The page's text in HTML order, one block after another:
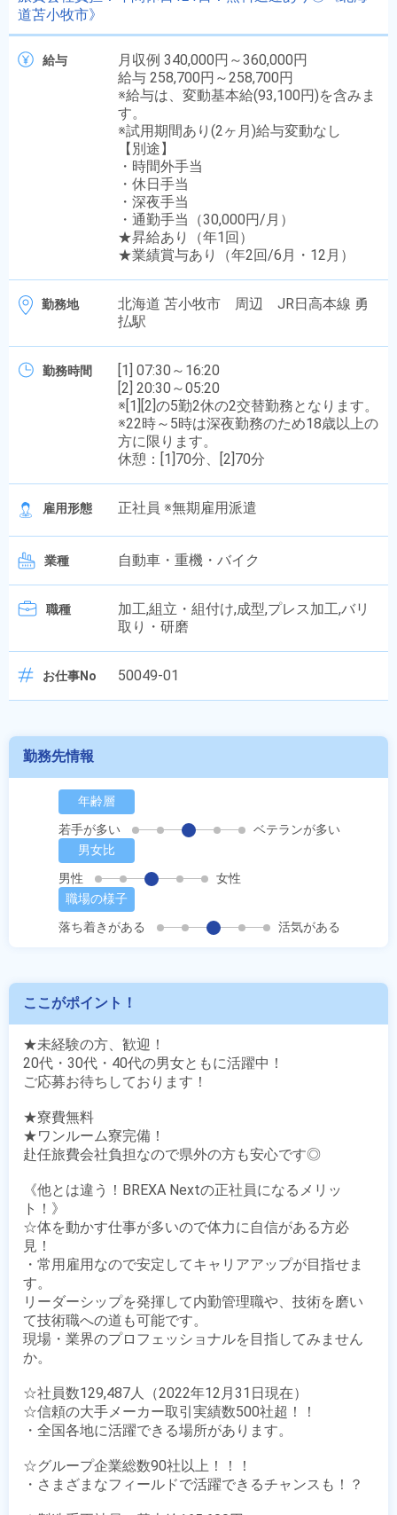
道苫小牧市》
給与
月収例 340,000円～360,000円
給与 258,700円～258,700円
※給与は、変動基本給(93,100円)を含みま
す。
※試用期間あり(2ヶ月)給与変動なし
【別途】
・時間外手当
・休日手当
・深夜手当
・通勤手当（30,000円/月）
★昇給あり（年1回）
★業績賞与あり（年2回/6月・12月）
勤務地
北海道 苫小牧市 周辺 JR日高本線 勇
払駅
勤務時間
[1] 07:30～16:20
[2] 20:30～05:20
※[1][2]の5勤2休の2交替勤務となります。
※22時～5時は深夜勤務のため18歳以上の
方に限ります。
休憩：[1]70分、[2]70分
雇用形態 正社員 ※無期雇用派遣
業種 自動車・重機・バイク
職種
加工,組立・組付け,成型,プレス加工,バリ
取り・研磨
お仕事No 50049-01
勤務先情報
年齢層
若手が多い
ベテランが多い
男女比
男性
女性
職場の様子
落ち着きがある
活気がある
ここがポイント！
★未経験の方、歓迎！
20代・30代・40代の男女ともに活躍中！
ご応募お待ちしております！
★寮費無料
★ワンルーム寮完備！
赴任旅費会社負担なので県外の方も安心です◎
《他とは違う！BREXA Nextの正社員になるメリッ
ト！》
☆体を動かす仕事が多いので体力に自信がある方必
見！
・常用雇用なので安定してキャリアアップが目指せま
す。
リーダーシップを発揮して内勤管理職や、技術を磨い
て技術職への道も可能です。
現場・業界のプロフェッショナルを目指してみません
か。
☆社員数129,487人（2022年12月31日現在）
☆信頼の大手メーカー取引実績数500社超！！
・全国各地に活躍できる場所があります。
☆グループ企業総数90社以上！！！
・さまざまなフィールドで活躍できるチャンスも！？